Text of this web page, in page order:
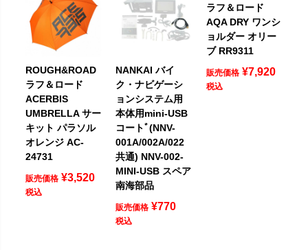
ROUGH&ROAD
ラフ＆ロード
ACERBIS
UMBRELLA サー
キット パラソル
オレンジ AC-
24731
販売価格 ¥3,520
税込
NANKAI バイ
ク・ナビゲーシ
ョンシステム用
本体用mini-USB
コートﾞ(NNV-
001A/002A/022
共通) NNV-002-
MINI-USB スペア
南海部品
販売価格 ¥770
税込
ラフ＆ロード
AQA DRY ワンシ
ョルダー オリー
ブ RR9311
販売価格 ¥7,920
税込